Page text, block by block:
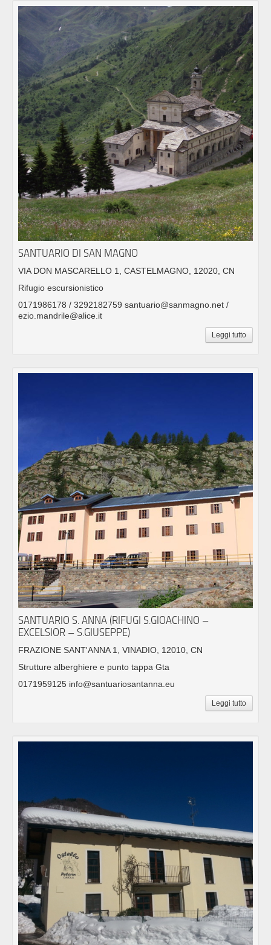
SANTUARIO DI SAN MAGNO
VIA DON MASCARELLO 1, CASTELMAGNO, 12020, CN
Rifugio escursionistico
0171986178 / 3292182759 santuario@sanmagno.net /
ezio.mandrile@alice.it
Leggi tutto
SANTUARIO S. ANNA (RIFUGI S.GIOACHINO –
EXCELSIOR – S.GIUSEPPE)
FRAZIONE SANT'ANNA 1, VINADIO, 12010, CN
Strutture alberghiere e punto tappa Gta
0171959125 info@santuariosantanna.eu
Leggi tutto